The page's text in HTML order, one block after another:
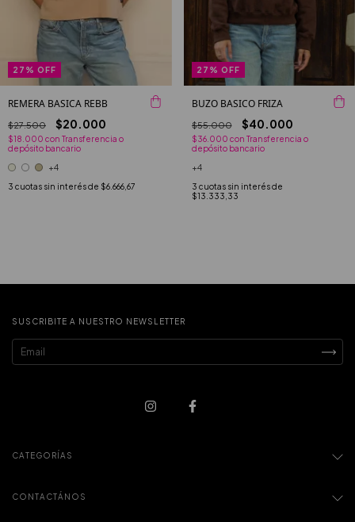
27 % OFF
REMERA BASICA REBB
$27.500 $20.000
$18.000 con Transferencia o
depósito bancario
+4
3 cuotas sin interés de $6.666,67
27 % OFF
BUZO BASICO FRIZA
$55.000 $40.000
$36.000 con Transferencia o
depósito bancario
+4
3 cuotas sin interés de
$13.333,33
SUSCRIBITE A NUESTRO NEWSLETTER
CATEGORÍAS
CONTACTÁNOS